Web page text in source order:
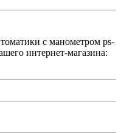
c манометром ps-
интернет-магазина: